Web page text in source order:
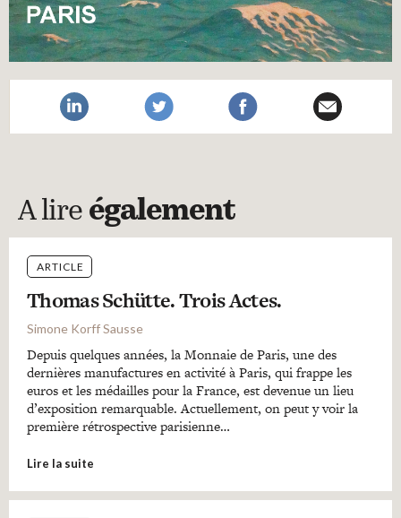
A lire également
ARTICLE
Thomas Schütte. Trois Actes.
Simone Korff Sausse
Depuis quelques années, la Monnaie de Paris, une des
dernières manufactures en activité à Paris, qui frappe les
euros et les médailles pour la France, est devenue un lieu
d’exposition remarquable. Actuellement, on peut y voir la
première rétrospective parisienne…
Lire la suite